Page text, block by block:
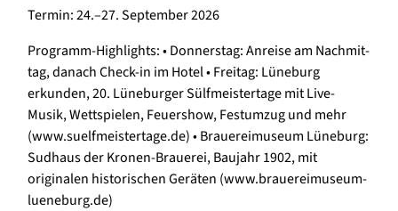
Termin: 24.–27. September 2026
Programm-Highlights: • Donnerstag: Anreise am Nachmit-
tag, danach Check-in im Hotel • Freitag: Lüneburg
erkunden, 20. Lüneburger Sülfmeistertage mit Live-
Musik, Wettspielen, Feuershow, Festumzug und mehr
(www.suelfmeistertage.de) • Brauereimuseum Lüneburg:
Sudhaus der Kronen-Brauerei, Baujahr 1902, mit
originalen historischen Geräten (www.brauereimuseum-
lueneburg.de)